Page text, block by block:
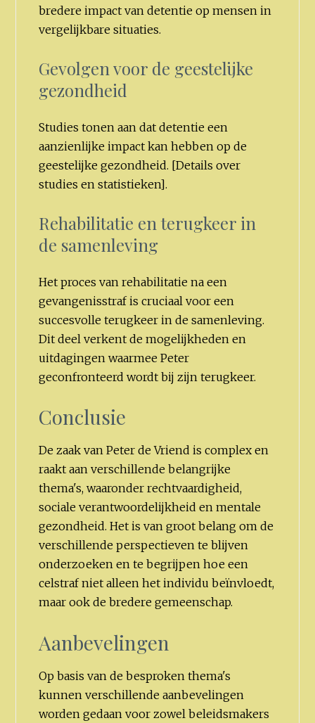
bredere impact van detentie op mensen in
vergelijkbare situaties.
Gevolgen voor de geestelijke
gezondheid
Studies tonen aan dat detentie een
aanzienlijke impact kan hebben op de
geestelijke gezondheid. [Details over
studies en statistieken].
Rehabilitatie en terugkeer in
de samenleving
Het proces van rehabilitatie na een
gevangenisstraf is cruciaal voor een
succesvolle terugkeer in de samenleving.
Dit deel verkent de mogelijkheden en
uitdagingen waarmee Peter
geconfronteerd wordt bij zijn terugkeer.
Conclusie
De zaak van Peter de Vriend is complex en
raakt aan verschillende belangrijke
thema's, waaronder rechtvaardigheid,
sociale verantwoordelijkheid en mentale
gezondheid. Het is van groot belang om de
verschillende perspectieven te blijven
onderzoeken en te begrijpen hoe een
celstraf niet alleen het individu beïnvloedt,
maar ook de bredere gemeenschap.
Aanbevelingen
Op basis van de besproken thema's
kunnen verschillende aanbevelingen
worden gedaan voor zowel beleidsmakers